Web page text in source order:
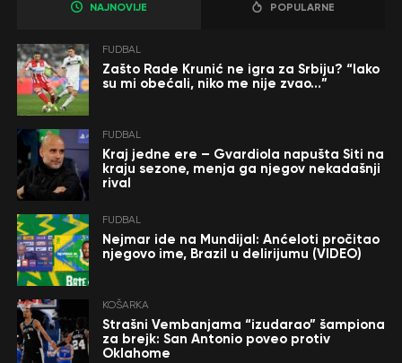
NAJNOVIJE POPULARNE
FUDBAL
Zašto Rade Krunić ne igra za Srbiju? “Iako
su mi obećali, niko me nije zvao…”
FUDBAL
Kraj jedne ere – Gvardiola napušta Siti na
kraju sezone, menja ga njegov nekadašnji
rival
FUDBAL
Nejmar ide na Mundijal: Anćeloti pročitao
njegovo ime, Brazil u delirijumu (VIDEO)
KOŠARKA
Strašni Vembanjama “izudarao” šampiona
za brejk: San Antonio poveo protiv
Oklahome